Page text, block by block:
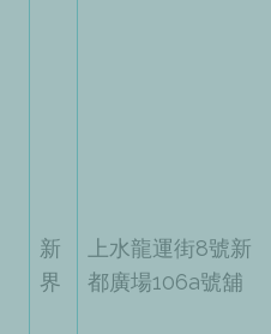
新
界
上水龍運街8號新
都廣場106a號舖